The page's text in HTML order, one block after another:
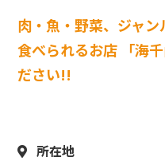
肉・魚・野菜、ジャ
食べられるお店 「海
ださい!!
所在地